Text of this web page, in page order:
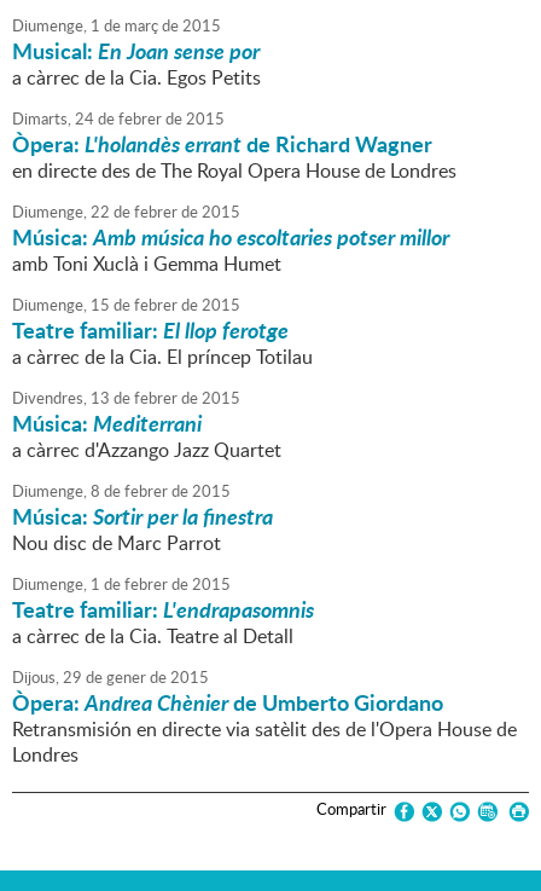
Diumenge, 1 de marçde2015
Musical:En Joan sense por
a càrrec de la Cia. Egos Petits
Dimarts,24defebrerde2015
Òpera:L'holandès errantde Richard Wagner
en directe des de The Royal Opera House de Londres
Diumenge,22 defebrerde2015
Música:Amb música ho escoltaries potser millor
amb Toni Xuclà i Gemma Humet
Diumenge, 15 defebrerde2015
Teatre familiar:El llop ferotge
a càrrec de la Cia. El príncep Totilau
Divendres, 13 defebrerde2015
Música:Mediterrani
a càrrec d'Azzango Jazz Quartet
Diumenge,8 defebrerde2015
Música:Sortir per la finestra
Nou disc de Marc Parrot
Diumenge, 1 defebrerde2015
Teatre familiar:L'endrapasomnis
a càrrec de la Cia. Teatre al Detall
Dijous,29 degenerde2015
Òpera:Andrea Chènierde Umberto Giordano
Retransmisión en directe via satèlit des de l'Opera House de
Londres
Compartir